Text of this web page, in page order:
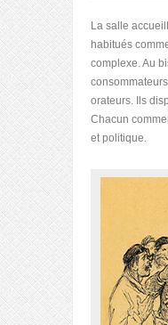
La salle
habitués
complexe. Au
orateurs. Ils
Chacun
et politique.